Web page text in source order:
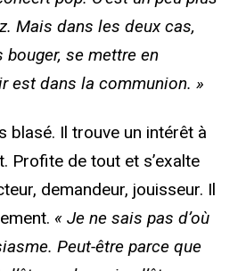
Mais dans les deux cas,
se mettre en
est dans la communion. »
blasé. Il trouve un intérêt à
Profite de tout et s’exalte
demandeur, jouisseur. Il
« Je ne sais pas d’où
Peut-être parce que